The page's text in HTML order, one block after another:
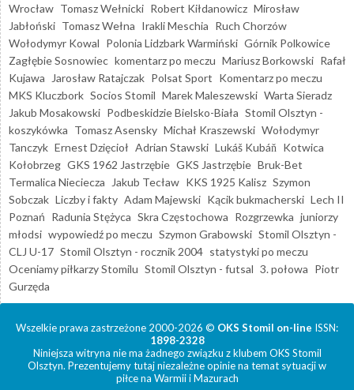
Wrocław Tomasz Wełnicki Robert Kiłdanowicz Mirosław
Jabłoński Tomasz Wełna Irakli Meschia Ruch Chorzów
Wołodymyr Kowal Polonia Lidzbark Warmiński Górnik Polkowice
Zagłębie Sosnowiec komentarz po meczu Mariusz Borkowski Rafał
Kujawa
Jarosław Ratajczak Polsat Sport Komentarz po meczu
MKS Kluczbork Socios Stomil Marek Maleszewski Warta Sieradz
Jakub Mosakowski Podbeskidzie Bielsko-Biała Stomil Olsztyn -
koszykówka Tomasz Asensky Michał Kraszewski Wołodymyr
Tanczyk Ernest Dzięcioł Adrian Stawski Lukáš Kubáň Kotwica
Kołobrzeg GKS 1962 Jastrzębie GKS Jastrzębie Bruk-Bet
Termalica Nieciecza
Jakub Tecław KKS 1925 Kalisz Szymon
Sobczak Liczby i fakty Adam Majewski Kącik bukmacherski Lech II
Poznań Radunia Stężyca Skra Częstochowa Rozgrzewka juniorzy
młodsi wypowiedź po meczu Szymon Grabowski Stomil Olsztyn -
CLJ U-17 Stomil Olsztyn - rocznik 2004 statystyki po meczu
Oceniamy piłkarzy Stomilu Stomil Olsztyn - futsal 3. połowa Piotr
Gurzęda
Wszelkie prawa zastrzeżone 2000-2026 © OKS Stomil on-line ISSN:
1898-2328
Niniejsza witryna nie ma żadnego związku z klubem OKS Stomil
Olsztyn. Prezentujemy tutaj niezależne opinie na temat sytuacji w
piłce na Warmii i Mazurach